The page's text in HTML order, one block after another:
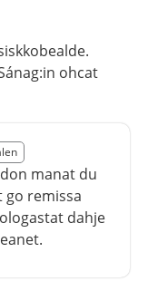
ohcat
manat du
go remissa
dahje
region Jämtland